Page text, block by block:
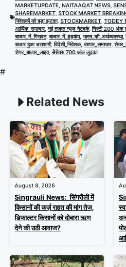
MARKETUPDATE, NAITAAQAT NEWS,
SHAREMARKET, STOCK MARKET
निवेशकों को बड़ा झटका, STOCKMARKET, TODEY
आर्थिक_समाचार,नई ताकत न्यूज नेटवर्क,निफ्टी 200 अंक
बाजार_में_गिरावट,बाजार_में_हड़कंप, भारत_की_अर्थव्यवस्था,
बाजार हुआ धराशायी,विदेशी_निवेशक,व्यापार_समाचार,
शेयर_बाजार_लाइव,सेंसेक्स 700 अंक लुढ़का
#
Related News
August 8, 2026
Singrauli News: सिंगरौली में
किसानों की कर्ज़ राहत की मांग तेज,
डिफाल्टर किसानों को दोबारा ऋण
देने की उठी आवाज?